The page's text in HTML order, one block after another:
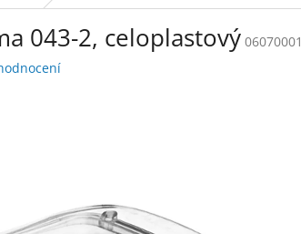
043-2, celoplastový 06070001